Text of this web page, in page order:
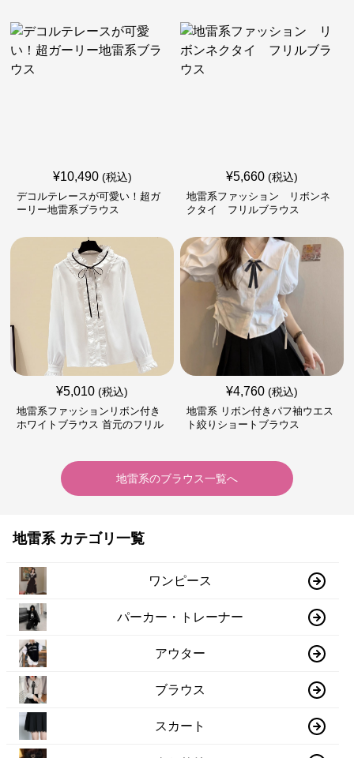
¥10,490 (税込)
デコルテレースが可愛い！超ガ
ーリー地雷系ブラウス
¥5,660 (税込)
地雷系ファッション リボンネ
クタイ フリルブラウス
¥5,010 (税込)
地雷系ファッションリボン付き
ホワイトブラウス 首元のフリル
¥4,760 (税込)
地雷系 リボン付きパフ袖ウエス
ト絞りショートブラウス
地雷系のブラウス一覧へ
地雷系 カテゴリ一覧
ワンピース
パーカー・トレーナー
アウター
ブラウス
スカート